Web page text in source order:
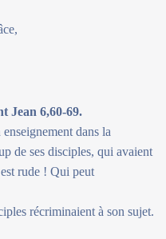
Jean 6,60-69.
dans la
de ses disciples, qui avaient
rude ! Qui peut
récriminaient à son sujet.